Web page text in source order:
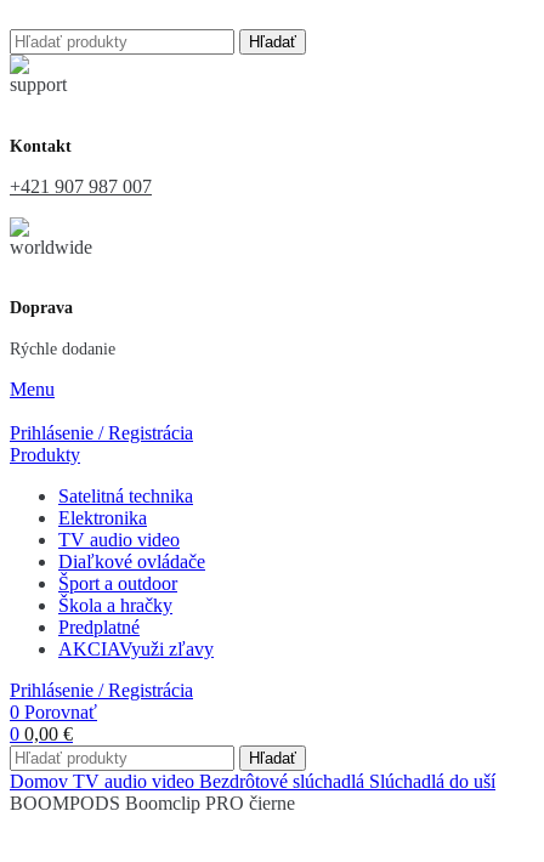
Hľadať
Kontakt
+421 907 987 007
Doprava
Rýchle dodanie
Menu
Prihlásenie / Registrácia
Produkty
Satelitná technika
Elektronika
TV audio video
Diaľkové ovládače
Šport a outdoor
Škola a hračky
Predplatné
AKCIAVyuži zľavy
Prihlásenie / Registrácia
0 Porovnať
0 0,00 €
Hľadať
Domov TV audio video Bezdrôtové slúchadlá Slúchadlá do uší
BOOMPODS Boomclip PRO čierne